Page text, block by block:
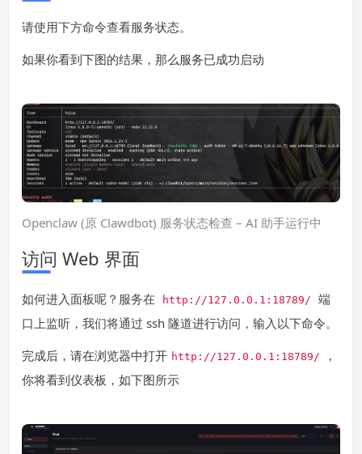
请使用下方命令查看服务状态。
如果你看到下图的结果，那么服务已成功启动
Openclaw (原 Clawdbot) 服务状态检查 – AI 助手运行中
访问 Web 界面
如何进入面板呢？服务在 http://127.0.0.1:18789/
端
口上监听，我们将通过 ssh 隧道进行访问，输入以下命令。
完成后，请在浏览器中打开 http://127.0.0.1:18789/
，
你将看到仪表板，如下图所示